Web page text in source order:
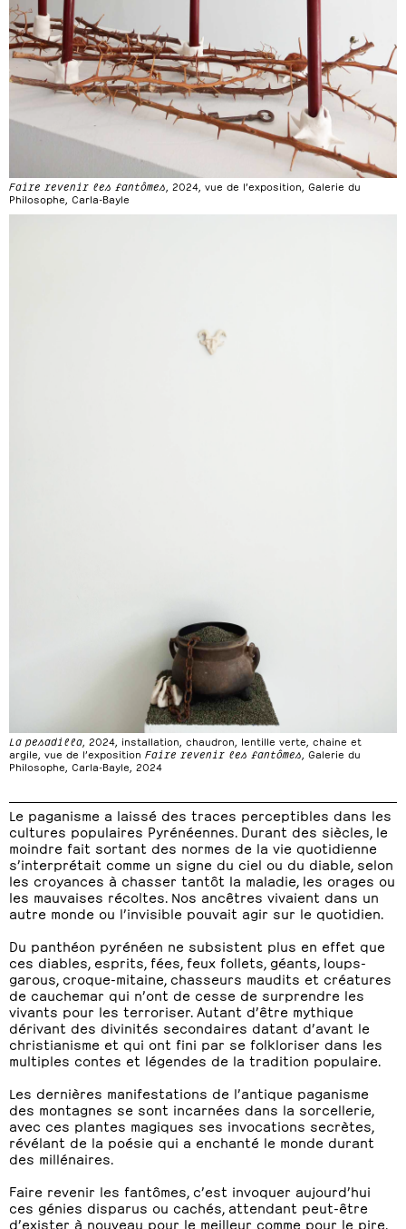
Le paganisme a laissé des traces perceptibles dans les
cultures populaires Pyrénéennes. Durant des siècles, le
moindre fait sortant des normes de la vie quotidienne
s’interprétait comme un signe du ciel ou du diable, selon
les croyances à chasser tantôt la maladie, les orages ou
les mauvaises récoltes. Nos ancêtres vivaient dans un
autre monde ou l’invisible pouvait agir sur le quotidien.
Du panthéon pyrénéen ne subsistent plus en effet que
ces diables, esprits, fées, feux follets, géants, loups-
garous, croque-mitaine, chasseurs maudits et créatures
de cauchemar qui n’ont de cesse de surprendre les
vivants pour les terroriser. Autant d’être mythique
dérivant des divinités secondaires datant d’avant le
christianisme et qui ont fini par se folkloriser dans les
multiples contes et légendes de la tradition populaire.
Les dernières manifestations de l’antique paganisme
des montagnes se sont incarnées dans la sorcellerie,
avec ces plantes magiques ses invocations secrètes,
révélant de la poésie qui a enchanté le monde durant
des millénaires.
Faire revenir les fantômes, c’est invoquer aujourd’hui
ces génies disparus ou cachés, attendant peut-être
d’exister à nouveau pour le meilleur comme pour le pire.
Faire revenir les fantômes, 2024, vue de l’exposition, Galerie du
Philosophe, Carla-Bayle
La pesadilla, 2024, installation, chaudron, lentille verte, chaine et
argile, vue de l’exposition Faire revenir les fantômes, Galerie du
Philosophe, Carla-Bayle, 2024